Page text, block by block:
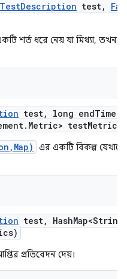
TestDescription test,
শর্ত ধরে নেয় যা মিথ্যা, তখন
test, long endTime
. Metric> testMetrics)
এর একটি বিকল্প
test, HashMap<String
প্রতিবেদন দেয়।